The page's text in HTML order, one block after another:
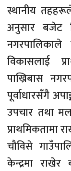
स्थानीय
अनुसार बजेट
नगरपालिकाले
विकासलाई
पाख्रिबास
पूर्वाधारसँगै
उपचार तथा
प्राथमिकतामा
चौविसे
केन्द्रमा